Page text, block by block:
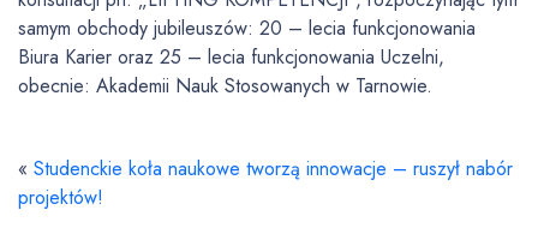
samym obchody jubileuszów: 20 – lecia funkcjonowania
Biura Karier oraz 25 – lecia funkcjonowania Uczelni,
obecnie: Akademii Nauk Stosowanych w Tarnowie.
« Studenckie koła naukowe tworzą innowacje – ruszył nabór
projektów!